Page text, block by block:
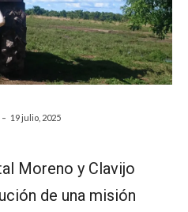
- 19 julio, 2025
Moreno y Clavijo
de una misión